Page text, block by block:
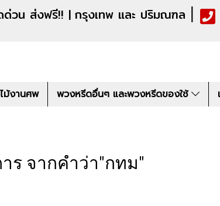
ฟรี!! | กรุงเทพ และ ปริมณฑล |
ม้งานศพ พวงหรีดอื่นๆ และพวงหรีดของใช้
ร จากคำว่า"กทม"